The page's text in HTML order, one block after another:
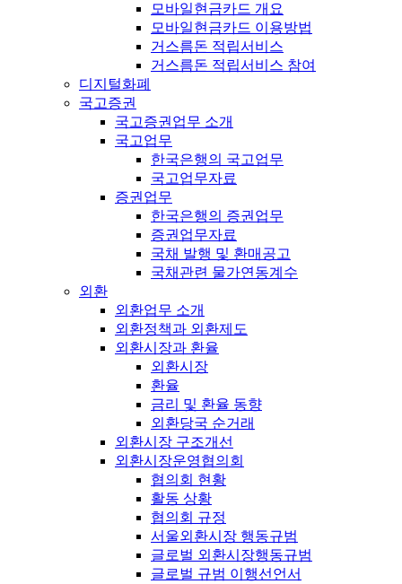
모바일현금카드 개요
모바일현금카드 이용방법
거스름돈 적립서비스
거스름돈 적립서비스 참여
디지털화폐
국고증권
국고증권업무 소개
국고업무
한국은행의 국고업무
국고업무자료
증권업무
한국은행의 증권업무
증권업무자료
국채 발행 및 환매공고
국채관련 물가연동계수
외환
외환업무 소개
외환정책과 외환제도
외환시장과 환율
외환시장
환율
금리 및 환율 동향
외환당국 순거래
외환시장 구조개선
외환시장운영협의회
협의회 현황
활동 상황
협의회 규정
서울외환시장 행동규범
글로벌 외환시장행동규범
글로벌 규범 이행선언서